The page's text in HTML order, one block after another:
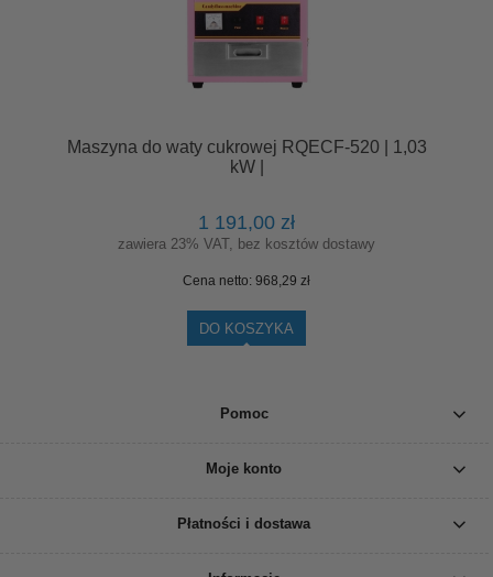
Maszyna do waty cukrowej RQECF-520 | 1,03
kW |
1 191,00 zł
zawiera 23% VAT, bez kosztów dostawy
Cena netto: 968,29 zł
DO KOSZYKA
Pomoc
Moje konto
Płatności i dostawa